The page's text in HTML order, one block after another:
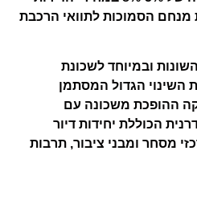
מנחם הסמוכות לתוואי הרכבת
ובמיוחד לשכונת
השינוי הגדול המסתמן
ההופכת משכונה עם
הכוללת יחידות דיור
מסחר ומבני ציבור, תרבות